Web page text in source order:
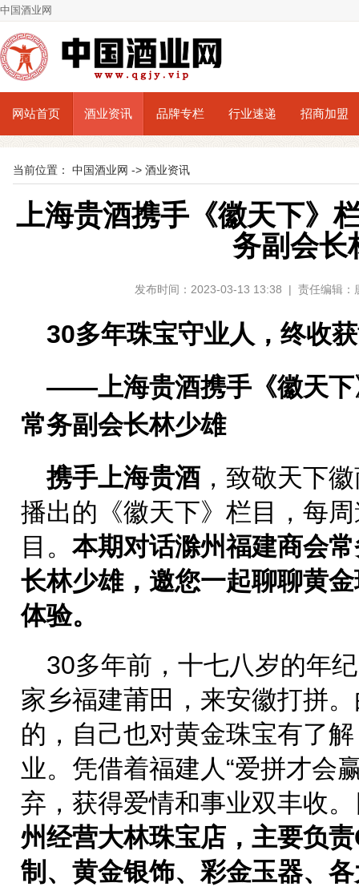
中国酒业网
网站首页 酒业资讯 品牌专栏 行业速递 招商加盟
当前位置： 中国酒业网 -> 酒业资讯
上海贵酒携手《徽天下》
务副会长
发布时间：2023-03-13 13:38 | 责任编辑
30多年珠宝守业人，终收
——上海贵酒携手《徽天下
常务副会长林少雄
携手上海贵酒 ，致敬天下
播出的《徽天下》栏目，每
目。 本期对话滁州福建商会
长林少雄，邀您一起聊聊黄
体验。
30多年前，十七八岁的年
家乡福建莆田，来安徽打拼
的，自己也对黄金珠宝有了
业。凭借着福建人“爱拼才会
弃，获得爱情和事业双丰收
州经营大林珠宝店，主要负
制、黄金银饰、彩金玉器、